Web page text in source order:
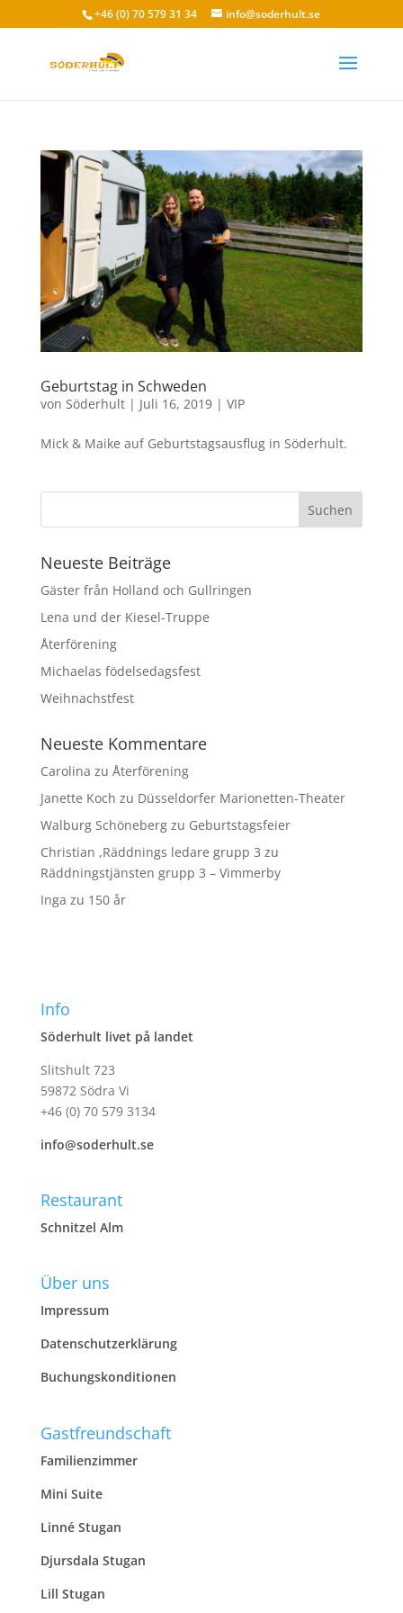
+46 (0) 70 579 31 34 info@soderhult.se
Geburtstag in Schweden
von Söderhult| Juli 16, 2019| VIP
Mick & Maike auf Geburtstagsausflug in Söderhult.
Neueste Beiträge
Gäster från Holland och Gullringen
Lena und der Kiesel-Truppe
Återförening
Michaelas födelsedagsfest
Weihnachstfest
Neueste Kommentare
Carolina zu Återförening
Janette Koch zu Düsseldorfer Marionetten-Theater
Walburg Schönebergzu Geburtstagsfeier
Christian ,Räddnings ledare grupp 3 zu
Räddningstjänsten grupp 3 – Vimmerby
Inga zu 150 år
Info
Söderhult livet på landet
Slitshult 723
59872 Södra Vi
+46 (0) 70 579 3134
info@soderhult.se
Restaurant
Schnitzel Alm
Über uns
Impressum
Datenschutzerklärung
Buchungskonditionen
Gastfreundschaft
Familienzimmer
Mini Suite
Linné Stugan
Djursdala Stugan
Lill Stugan